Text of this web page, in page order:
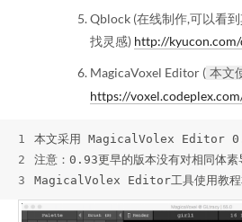
Qblock (在线制作,可以看
找灵感) http://
MagicaVoxel Editor ( 本文
https://
1
2
3
本文采用 MagicalVolex Editor
注意：0.93更早的版本没有对相同体素
MagicalVolex Editor工具使用教程本